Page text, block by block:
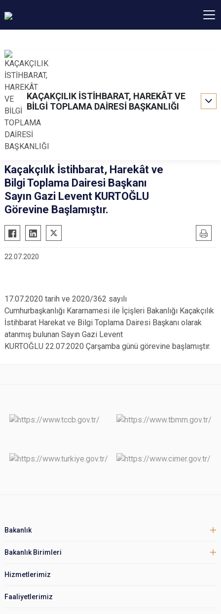
KAÇAKÇILIK İSTİHBARAT, HAREKÂT VE
BİLGİ TOPLAMA DAİRESİ BAŞKANLIĞI
Kaçakçılık İstihbarat, Harekât ve
Bilgi Toplama Dairesi Başkanı
Sayın Gazi Levent KURTOĞLU
Görevine Başlamıştır.
22.07.2020
17.07.2020 tarih ve 2020/362 sayılı
Cumhurbaşkanlığı Kararnamesi ile İçişleri Bakanlığı Kaçakçılık
İstihbarat Harekat ve Bilgi Toplama Dairesi Başkanı olarak
atanmış bulunan Sayın Gazi Levent
KURTOĞLU 22.07.2020 Çarşamba günü görevine başlamıştır.
Bakanlık
Bakanlık Birimleri
Hizmetlerimiz
Faaliyetlerimiz